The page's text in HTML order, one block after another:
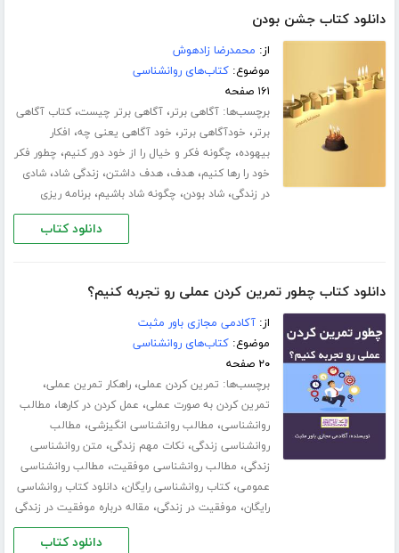
دانلود کتاب جشن بودن
از: محمدرضا زادهوش
موضوع:کتاب‌های روانشناسی
۱۶۱ صفحه
برچسب‌ها:آگاهی برتر،آگاهی برتر چیست،کتاب آگاهی
برتر، خودآگاهی برتر، خود آگاهی یعنی چه، افکار
بیهوده، چگونه فکر و خیال را از خود دور کنیم، چطور فکر
خود را رها کنیم،هدف،هدف داشتن، زندگی شاد،شادی
در زندگی،شاد بودن، چگونه شاد باشیم،برنامه ریزی
دانلود کتاب
دانلود کتاب چطور تمرین کردن عملی رو تجربه کنیم؟
از:آکادمی مجازی باور مثبت
موضوع:کتاب‌های روانشناسی
۲۰ صفحه
برچسب‌ها: تمرین کردن عملی،راهکار تمرین عملی،
تمرین کردن به صورت عملی، عمل کردن در کارها، مطالب
روانشناسی، مطالب روانشناسی انگیزشی، مطالب
روانشناسی زندگی،نکات مهم زندگی، متن روانشناسی
زندگی، مطالب روانشناسی موفقیت، مطالب روانشناسی
عمومی،کتاب روانشناسی رایگان،دانلود کتاب روانشاسی
رایگان، موفقیت در زندگی، مقاله درباره موفقیت در زندگی
دانلود کتاب